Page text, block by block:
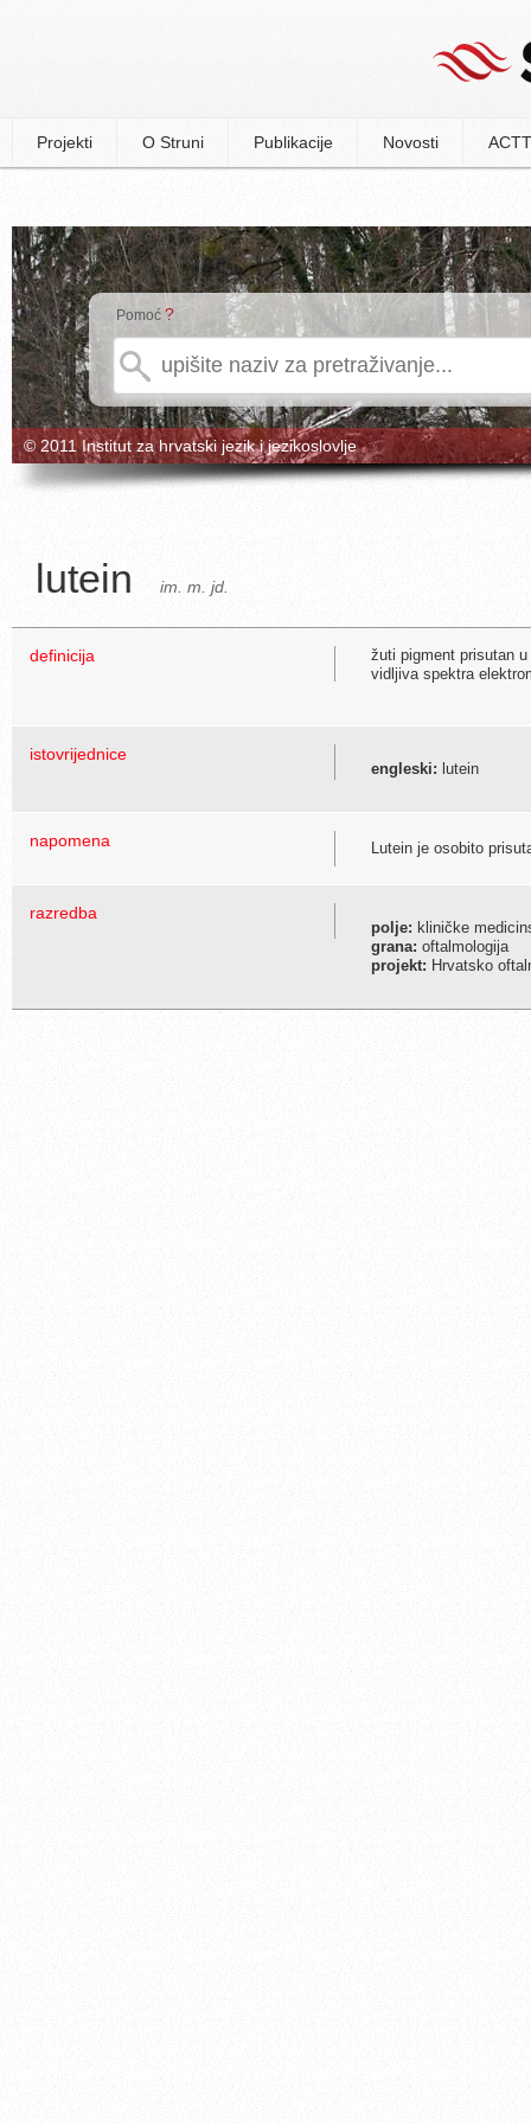
Projekti O Struni Publikacije Novosti
Pomoć ?
© 2011 Institut za hrvatski jezik i jezikoslovlje
lutein im. m. jd.
definicija
žuti pigment prisutan
vidljiva spektra
istovrijednice
engleski: lutein
napomena Lutein je osobito
razredba
polje: kliničke
grana: oftalmologija
projekt: Hrvatsko